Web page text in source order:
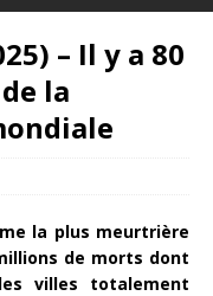
– Il y a 80
la
la plus meurtrière
de morts dont
villes totalement